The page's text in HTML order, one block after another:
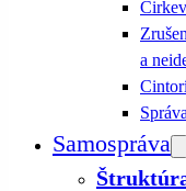
Cirkev
a
Samospráva